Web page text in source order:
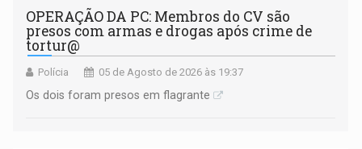
OPERAÇÃO DA PC: Membros do CV são
presos com armas e drogas após crime de
tortur@
Polícia 05 de Agosto de 2026 às 19:37
Os dois foram presos em flagrante